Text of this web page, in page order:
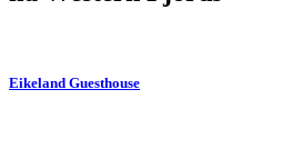
Eikeland Guesthouse